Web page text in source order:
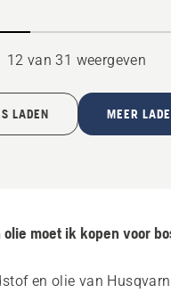
12 van 31 weergeven
LADEN MEER
moet ik kopen voor
en olie van